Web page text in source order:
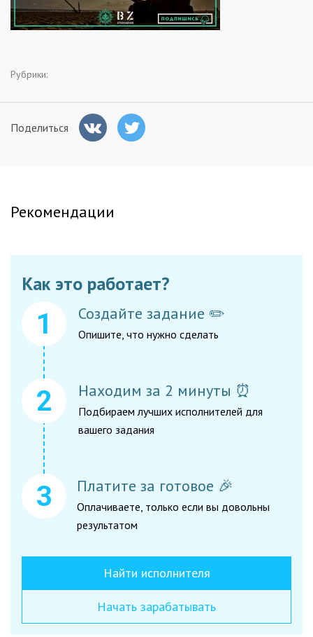
Заказчикам
Рубрики:
Поделиться
Рекомендации
Как это работает?
Создайте задание ✏️
Опишите, что нужно сделать
Находим за 2 минуты ⏰
Подбираем лучших исполнителей для
вашего задания
Платите за готовое 🎉
Оплачиваете, только если вы довольны
результатом
Найти исполнителя
Начать зарабатывать